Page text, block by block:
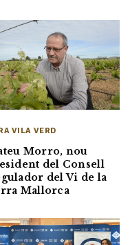
VILA VERD
Morro, nou
del Consell
del Vi de la
Mallorca